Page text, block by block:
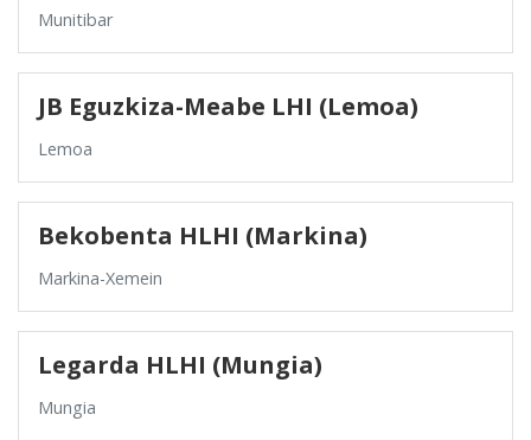
Munitibar
JB Eguzkiza-Meabe LHI (Lemoa)
Lemoa
Bekobenta HLHI (Markina)
Markina-Xemein
Legarda HLHI (Mungia)
Mungia